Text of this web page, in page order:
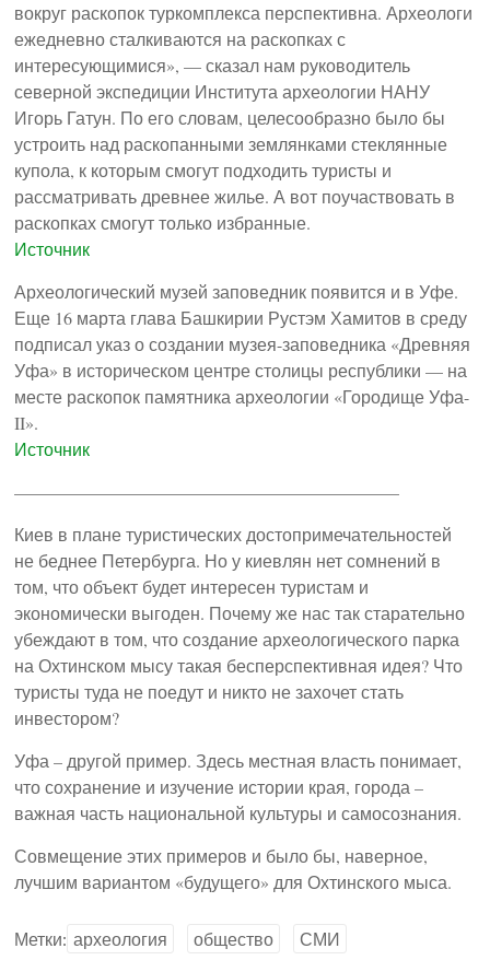
вокруг раскопок туркомплекса перспективна. Археологи
ежедневно сталкиваются на раскопках с
интересующимися», — сказал нам руководитель
северной экспедиции Института археологии НАНУ
Игорь Гатун. По его словам, целесообразно было бы
устроить над раскопанными землянками стеклянные
купола, к которым смогут подходить туристы и
рассматривать древнее жилье. А вот поучаствовать в
раскопках смогут только избранные.
Источник
Археологический музей заповедник появится и в Уфе.
Еще 16 марта глава Башкирии Рустэм Хамитов в среду
подписал указ о создании музея-заповедника «Древняя
Уфа» в историческом центре столицы республики — на
месте раскопок памятника археологии «Городище Уфа-
II».
Источник
——————————————————————
Киев в плане туристических достопримечательностей
не беднее Петербурга. Но у киевлян нет сомнений в
том, что объект будет интересен туристам и
экономически выгоден. Почему же нас так старательно
убеждают в том, что создание археологического парка
на Охтинском мысу такая бесперспективная идея? Что
туристы туда не поедут и никто не захочет стать
инвестором?
Уфа – другой пример. Здесь местная власть понимает,
что сохранение и изучение истории края, города –
важная часть национальной культуры и самосознания.
Совмещение этих примеров и было бы, наверное,
лучшим вариантом «будущего» для Охтинского мыса.
Метки: археология общество СМИ